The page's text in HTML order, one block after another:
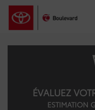
ÉVALUEZ
ESTIMATION